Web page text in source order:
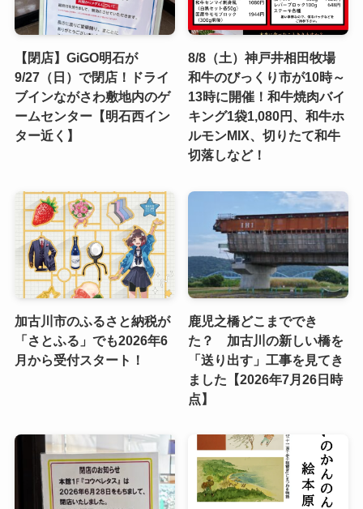
【閉店】GiGO明石が
9/27（日）で閉店！ドライ
ブインながさわ敷地内のゲ
ームセンター【明石西イン
ター近く】
8/8（土）神戸井相田牧場
和牛のびっくり市が10時～
13時に開催！和牛焼肉バイ
キング1袋1,080円、和牛ホ
ルモンMIX、切りたて和牛
切落しなど！
加古川市のふるさと納税が
「さとふる」でも2026年6
月から受付スタート！
鹿児之橋どこまででき
た？ 加古川の新しい橋を
「送り出す」工事を見てき
ました【2026年7月26日時
点】